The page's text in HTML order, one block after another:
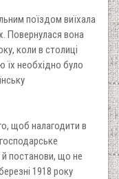
поїздом виїхала
Повернулася вона
коли в столиці
їх необхідно було
щоб налагодити в
постанови, що не
1918 року